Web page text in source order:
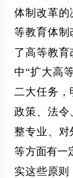
体制改革的
等教育体制
了高等教育
中“扩大高
二大任务，
政策、法令
整专业、对
等方面有一
实这些原则